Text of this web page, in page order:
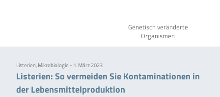
Genetisch veränderte
Organismen
Listerien, Mikrobiologie - 1. März 2023
Listerien: So vermeiden Sie Kontaminationen in
der Lebensmittelproduktion